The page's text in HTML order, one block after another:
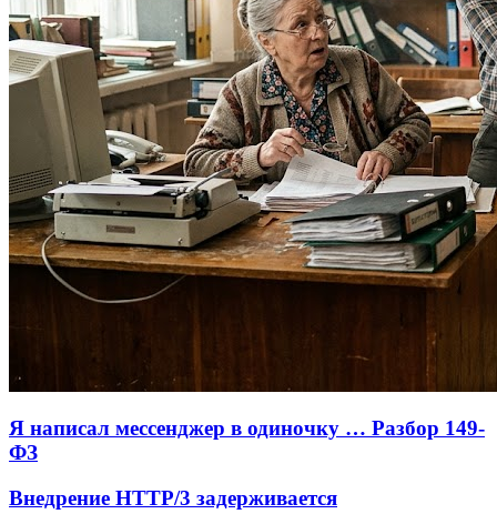
Я написал мессенджер в одиночку … Разбор 149-
ФЗ
Внедрение HTTP/3 задерживается